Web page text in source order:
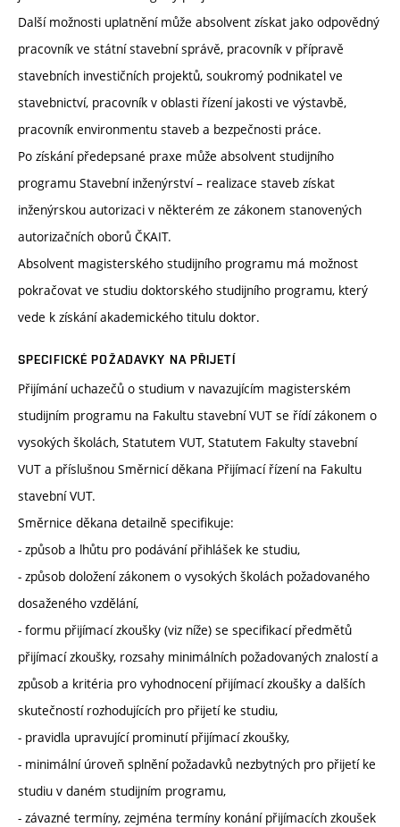
Další možnosti uplatnění může absolvent získat jako odpovědný
pracovník ve státní stavební správě, pracovník v přípravě
stavebních investičních projektů, soukromý podnikatel ve
stavebnictví, pracovník v oblasti řízení jakosti ve výstavbě,
pracovník environmentu staveb a bezpečnosti práce.
Po získání předepsané praxe může absolvent studijního
programu Stavební inženýrství – realizace staveb získat
inženýrskou autorizaci v některém ze zákonem stanovených
autorizačních oborů ČKAIT.
Absolvent magisterského studijního programu má možnost
pokračovat ve studiu doktorského studijního programu, který
vede k získání akademického titulu doktor.
SPECIFICKÉ POŽADAVKY NA PŘIJETÍ
Přijímání uchazečů o studium v navazujícím magisterském
studijním programu na Fakultu stavební VUT se řídí zákonem o
vysokých školách, Statutem VUT, Statutem Fakulty stavební
VUT a příslušnou Směrnicí děkana Přijímací řízení na Fakultu
stavební VUT.
Směrnice děkana detailně specifikuje:
- způsob a lhůtu pro podávání přihlášek ke studiu,
- způsob doložení zákonem o vysokých školách požadovaného
dosaženého vzdělání,
- formu přijímací zkoušky (viz níže) se specifikací předmětů
přijímací zkoušky, rozsahy minimálních požadovaných znalostí a
způsob a kritéria pro vyhodnocení přijímací zkoušky a dalších
skutečností rozhodujících pro přijetí ke studiu,
- pravidla upravující prominutí přijímací zkoušky,
- minimální úroveň splnění požadavků nezbytných pro přijetí ke
studiu v daném studijním programu,
- závazné termíny, zejména termíny konání přijímacích zkoušek